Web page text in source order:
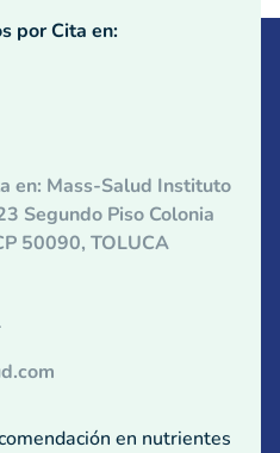
por Cita en:
en: Mass-Salud Instituto
Segundo Piso Colonia
50090, TOLUCA
en nutrientes